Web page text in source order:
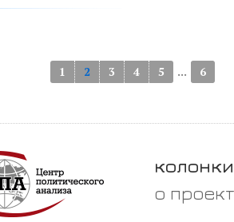
1 2 3 4 5 ... 6
колонки
о